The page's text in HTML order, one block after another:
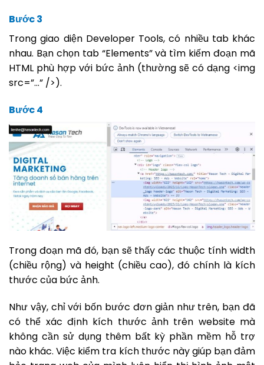
Bước 3
Trong giao diện Developer Tools, có nhiều tab khác
nhau. Bạn chọn tab “Elements” và tìm kiếm đoạn mã
HTML phù hợp với bức ảnh (thường sẽ có dạng <img
src=”…” />).
Bước 4
Trong đoạn mã đó, bạn sẽ thấy các thuộc tính width
(chiều rộng) và height (chiều cao), đó chính là kích
thước của bức ảnh.
Như vậy, chỉ với bốn bước đơn giản như trên, bạn đã
có thể xác định kích thước ảnh trên website mà
không cần sử dụng thêm bất kỳ phần mềm hỗ trợ
nào khác. Việc kiểm tra kích thước này giúp bạn đảm